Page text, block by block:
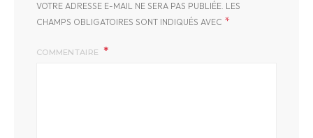
VOTRE ADRESSE E-MAIL NE SERA PAS PUBLIÉE. LES
CHAMPS OBLIGATOIRES SONT INDIQUÉS AVEC *
COMMENTAIRE